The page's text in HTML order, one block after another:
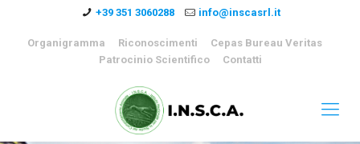
+39 351 3060288 info@inscasrl.it
Organigramma Riconoscimenti
Cepas Bureau Veritas
Patrocinio Scientifico
Contatti